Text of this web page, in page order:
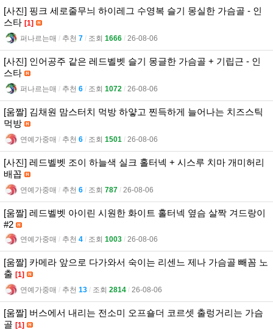
[사진] 핑크 세로줄무늬 하이레그 수영복 슬기 몽실한 가슴골 - 인
스타 [1]
퍼나르는매 l 추천 7 l 조회 1666 l 26-08-06
[사진] 인어공주 같은 레드벨벳 슬기 몽글한 가슴골 + 기립근 - 인
스타
퍼나르는매 l 추천 6 l 조회 1072 l 26-08-06
[움짤] 김채원 맘스터치 먹방 하얗고 찐득하게 늘어나는 치즈스틱
먹방
연예가중매 l 추천 6 l 조회 1501 l 26-08-06
[사진] 레드벨벳 조이 하늘색 실크 홀터넥 + 시스루 치마 개미허리
배꼽
연예가중매 l 추천 6 l 조회 787 l 26-08-06
[움짤] 레드벨벳 아이린 시원한 화이트 홀터넥 옆슴 살짝 겨드랑이
#2
연예가중매 l 추천 4 l 조회 1003 l 26-08-06
[움짤] 카메라 앞으로 다가와서 숙이는 리센느 제나 가슴골 빼꼼 노
출 [1]
연예가중매 l 추천 13 l 조회 2814 l 26-08-06
[움짤] 버스에서 내리는 전소미 오프숄더 코르셋 출렁거리는 가슴
골 [1]